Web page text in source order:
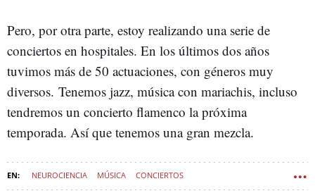
Pero, por otra parte, estoy realizando una serie de
conciertos en hospitales. En los últimos dos años
tuvimos más de 50 actuaciones, con géneros muy
diversos. Tenemos jazz, música con mariachis, incluso
tendremos un concierto flamenco la próxima
temporada. Así que tenemos una gran mezcla.
NEUROCIENCIA MÚSICA CONCIERTOS